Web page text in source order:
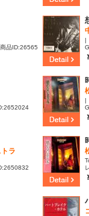
品ID:26565
|
|
ラ